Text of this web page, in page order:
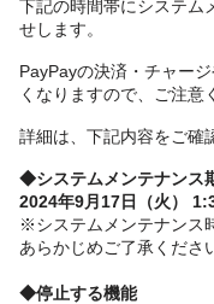
下記の時間帯にシステム
せします。
PayPayの決済・チャー
くなりますので、ご注意
詳細は、下記内容をご確
◆システムメンテナンス
2024年9月17日（火）
※システムメンテナンス
あらかじめご了承くださ
◆停止する機能